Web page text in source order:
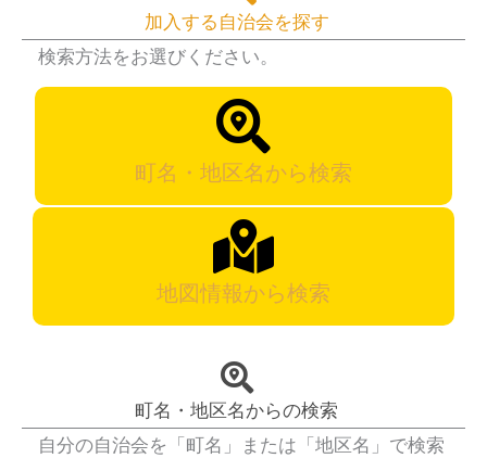
加入する自治会を探す
検索方法をお選びください。
町名・地区名から検索
地図情報から検索
町名・地区名からの検索
自分の自治会を「町名」または「地区名」で検索